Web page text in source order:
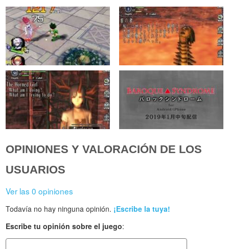
OPINIONES Y VALORACIÓN DE LOS
USUARIOS
Ver las 0 opiniones
Todavía no hay ninguna opinión. ¡Escribe la tuya!
Escribe tu opinión sobre el juego: